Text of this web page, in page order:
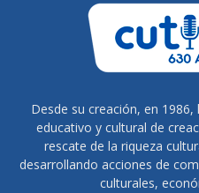
Desde su creación, en
educativo y cultural de
rescate de la riqueza
desarrollando acciones de
culturales,